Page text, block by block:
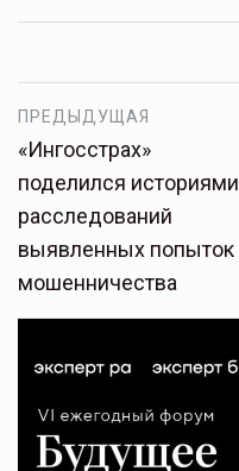
ПРЕДЫДУЩАЯ
«Ингосстрах»
поделился историями
расследований
выявленных попыток
мошенничества